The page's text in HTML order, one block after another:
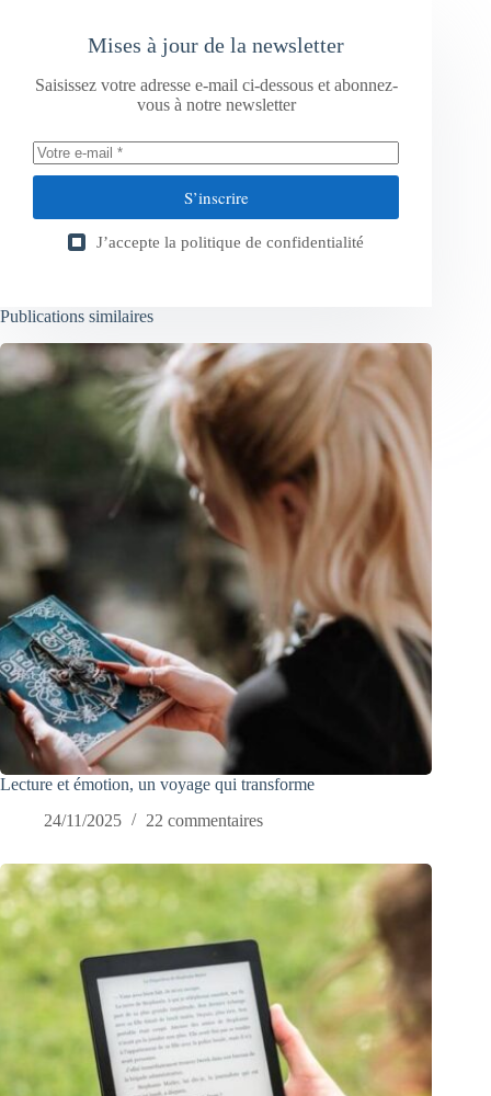
Mises à jour de la newsletter
Saisissez votre adresse e-mail ci-dessous et abonnez-
vous à notre newsletter
S’inscrire
J’accepte la politique de confidentialité
Publications similaires
Lecture et émotion, un voyage qui transforme
24/11/2025
22 commentaires